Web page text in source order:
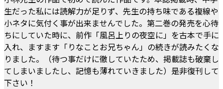
生だった私には読解力が足りず、先生の持ち味である複線や
小ネタに気付く事が出来ませんでした。第二巻の発売を心待
ちにしていた時に、前作「風呂上りの夜空に」を古本で手に
入れ、ますます「りなことお兄ちゃん」の続きが読みたくな
りました。（待つ事だけに徹していたため、掲載誌も破棄し
てしまいましたし、記憶も薄れていきました）是非復刊して
下さい！